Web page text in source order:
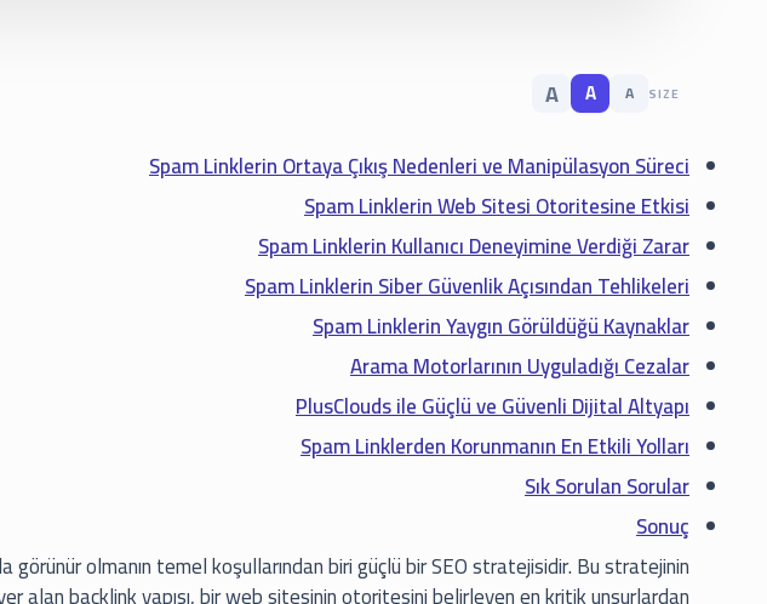
SIZE
A
A
A
Spam Linklerin Ortaya Çıkış Nedenleri ve Manipülasyon Süreci
Spam Linklerin Web Sitesi Otoritesine Etkisi
Spam Linklerin Kullanıcı Deneyimine Verdiği Zarar
Spam Linklerin Siber Güvenlik Açısından Tehlikeleri
Spam Linklerin Yaygın Görüldüğü Kaynaklar
Arama Motorlarının Uyguladığı Cezalar
PlusClouds ile Güçlü ve Güvenli Dijital Altyapı
Spam Linklerden Korunmanın En Etkili Yolları
Sık Sorulan Sorular
Sonuç
görünür olmanın temel koşullarından biri güçlü bir SEO stratejisidir. Bu stratejinin